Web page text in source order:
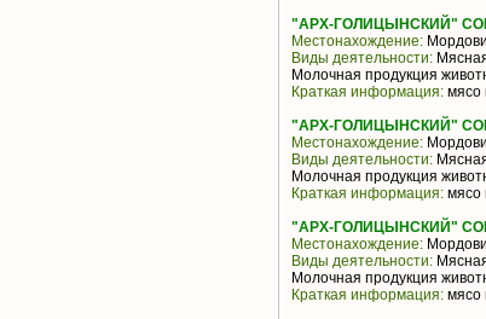
"АРХ-ГОЛИЦЫНСКИЙ"
Местонахождение:
Виды деятельности:
Молочная продукция
Краткая информация: мясо
"АРХ-ГОЛИЦЫНСКИЙ"
Местонахождение:
Виды деятельности:
Молочная продукция
Краткая информация: мясо
"АРХ-ГОЛИЦЫНСКИЙ"
Местонахождение:
Виды деятельности:
Молочная продукция
Краткая информация: мясо